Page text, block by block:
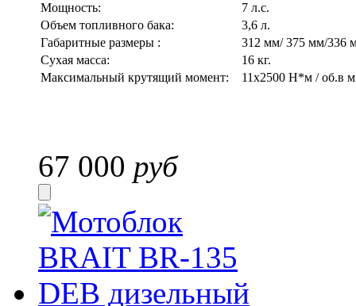
Мощность:
7 л.с.
Объем топливного бака:
3,6 л.
Габаритные размеры :
312 мм/ 375 мм/336
Сухая масса:
16 кг.
Максимальный крутящий момент:
11x2500 Н*м / об.в
67 000 руб